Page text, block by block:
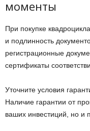
моменты
При покупке
и подлинность
регистрационные
сертификаты
Уточните условия
Наличие гарантии от
ваших инвестиций, но и